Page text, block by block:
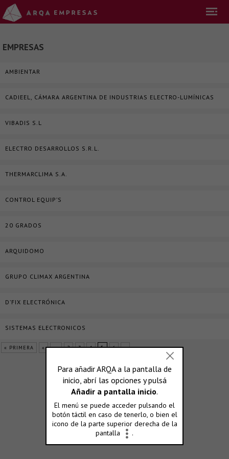
EMPRESAS
AMBIENTAR
CADIEEL, CÁMARA ARGENTINA DE INDUSTRIAS ELECTRO-LUMÍNICAS
VIBADIS S.L
ELECTRO DESARROLLOS S.R.L.
THERMARCLIMA S.A.
CONTROL EQUIP’S
20 GRADOS
ARQUIDOMO
GRUPO CLIMAX ARGENTINA
D’FIX ELECTRÓNICA
SISTEMAS ELECTRONICOS
« PRIMERA « ... 2 3 4 5 6 »